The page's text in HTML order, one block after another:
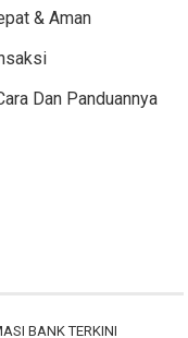
& Aman
Dan Panduannya
BANK TERKINI